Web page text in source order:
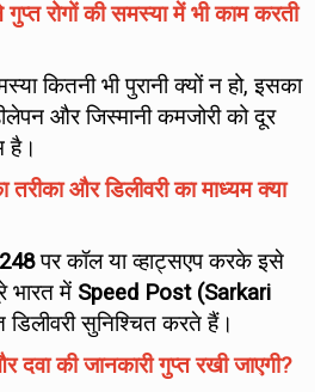
गुप्त रोगों की समस्या में भी काम करती
कितनी भी पुरानी क्यों न हो, इसका
और जिस्मानी कमजोरी को दूर
है।
तरीका और डिलीवरी का माध्यम क्या
पर कॉल या व्हाट्सएप करके इसे
भारत में Speed Post (Sarkari
डिलीवरी सुनिश्चित करते हैं।
दवा की जानकारी गुप्त रखी जाएगी?